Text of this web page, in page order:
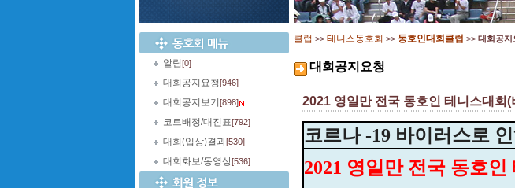
알림[0]
대회공지요청[946]
대회공지보기 [898]
코트배정/대진표[792]
대회(입상)결과[530]
대회화보/동영상[536]
클럽 >> 테니스동호회 >> 동호인대회클럽 >> 대회공지
대회공지요청
2021 영일만 전국 동호인 테니스대회(
코르나 -19 바이러스로
2021 영일만 전국 동호